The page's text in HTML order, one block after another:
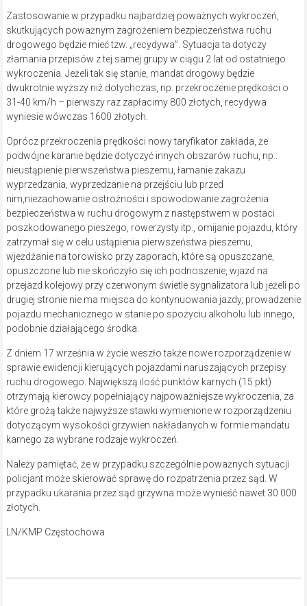
Zastosowanie w przypadku najbardziej poważnych wykroczeń,
skutkujących poważnym zagrożeniem bezpieczeństwa ruchu
drogowego będzie mieć tzw. „recydywa”. Sytuacja ta dotyczy
złamania przepisów z tej samej grupy w ciągu 2 lat od ostatniego
wykroczenia. Jeżeli tak się stanie, mandat drogowy będzie
dwukrotnie wyższy niż dotychczas, np. przekroczenie prędkości o
31-40 km/h – pierwszy raz zapłacimy 800 złotych, recydywa
wyniesie wówczas 1600 złotych.
Oprócz przekroczenia prędkości nowy taryfikator zakłada, że
podwójne karanie będzie dotyczyć innych obszarów ruchu, np.:
nieustąpienie pierwszeństwa pieszemu, łamanie zakazu
wyprzedzania, wyprzedzanie na przejściu lub przed
nim,niezachowanie ostrożności i spowodowanie zagrożenia
bezpieczeństwa w ruchu drogowym z następstwem w postaci
poszkodowanego pieszego, rowerzysty itp., omijanie pojazdu, który
zatrzymał się w celu ustąpienia pierwszeństwa pieszemu,
wjeżdżanie na torowisko przy zaporach, które są opuszczane,
opuszczone lub nie skończyło się ich podnoszenie, wjazd na
przejazd kolejowy przy czerwonym świetle sygnalizatora lub jeżeli po
drugiej stronie nie ma miejsca do kontynuowania jazdy, prowadzenie
pojazdu mechanicznego w stanie po spożyciu alkoholu lub innego,
podobnie działającego środka.
Z dniem 17 września w życie weszło także nowe rozporządzenie w
sprawie ewidencji kierujących pojazdami naruszających przepisy
ruchu drogowego. Największą ilość punktów karnych (15 pkt)
otrzymają kierowcy popełniający najpoważniejsze wykroczenia, za
które grożą także najwyższe stawki wymienione w rozporządzeniu
dotyczącym wysokości grzywien nakładanych w formie mandatu
karnego za wybrane rodzaje wykroczeń.
Należy pamiętać, że w przypadku szczególnie poważnych sytuacji
policjant może skierować sprawę do rozpatrzenia przez sąd. W
przypadku ukarania przez sąd grzywna może wynieść nawet 30 000
złotych.
LN/KMP Częstochowa